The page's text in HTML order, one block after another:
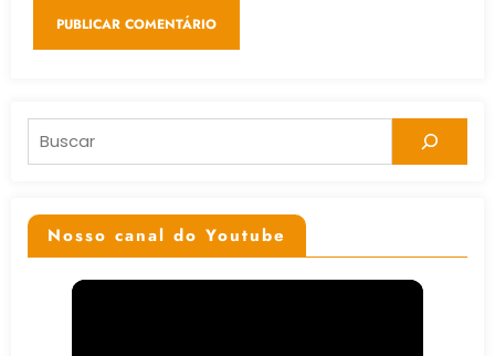
Pesquisar
Nosso canal do Youtube